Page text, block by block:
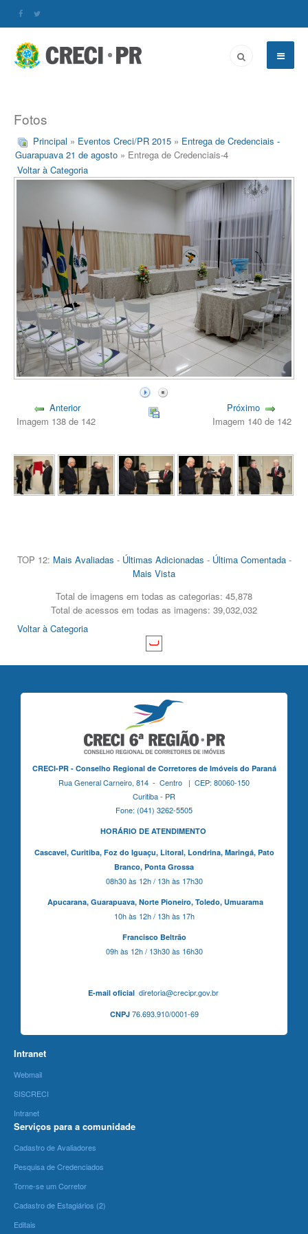
Fotos
Principal » Eventos Creci/PR 2015 » Entrega de Credenciais -
Guarapuava 21 de agosto » Entrega de Credenciais-4
Voltar à Categoria
Anterior
Imagem 138 de 142
Próximo
Imagem 140 de 142
TOP 12: Mais Avaliadas - Últimas Adicionadas - Última Comentada-
Mais Vista
Total de imagens em todas as categorias: 45,878
Total de acessos em todas as imagens: 39,032,032
Voltar à Categoria
CRECI-PR - Conselho Regional de Corretores de Imóveis do Paraná
Rua General Carneiro, 814 - Centro | CEP: 80060-150
Curitiba - PR
Fone: (041) 3262-5505
HORÁRIO DE ATENDIMENTO
Cascavel, Curitiba,Foz do Iguaçu, Litoral, Londrina, Maringá, Pato
Branco, Ponta Grossa
08h30 às 12h / 13h às 17h30
Apucarana, Guarapuava, Norte Pioneiro, Toledo, Umuarama
10h às 12h / 13h às 17h
Francisco Beltrão
09h às 12h / 13h30 às 16h30
E-mail oficialdiretoria@crecipr.gov.br
CNPJ76.693.910/0001-69
Intranet
Webmail
SISCRECI
Intranet
Serviços para a comunidade
Cadastro de Avaliadores
Pesquisa de Credenciados
Torne-se um Corretor
Cadastro de Estagiários (2)
Editais